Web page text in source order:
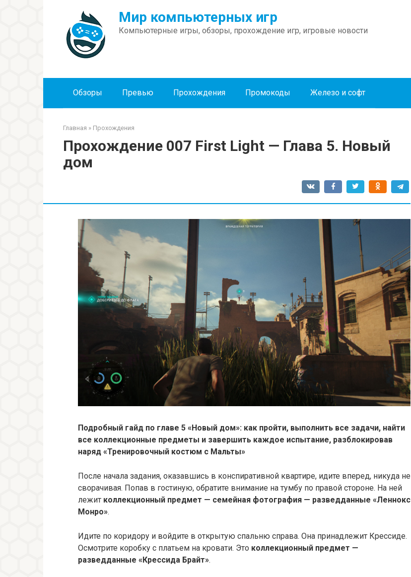
Мир компьютерных игр
Компьютерные игры, обзоры, прохождение игр, игровые новости
Обзоры Превью Прохождения Промокоды Железо и софт
Главная » Прохождения
Прохождение 007 First Light — Глава 5. Новый
дом
Подробный гайд по главе 5 «Новый дом»: как пройти, выполнить все задачи, найти
все коллекционные предметы и завершить каждое испытание, разблокировав
наряд «Тренировочный костюм с Мальты»
После начала задания, оказавшись в конспиративной квартире, идите вперед, никуда не
сворачивая. Попав в гостиную, обратите внимание на тумбу по правой стороне. На ней
лежит коллекционный предмет — семейная фотография — разведданные «Леннокс
Монро».
Идите по коридору и войдите в открытую спальню справа. Она принадлежит Крессиде.
Осмотрите коробку с платьем на кровати. Это коллекционный предмет —
разведданные «Крессида Брайт».